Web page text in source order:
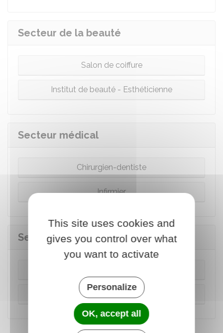
Secteur de la beauté
Salon de coiffure
Institut de beauté - Esthéticienne
Secteur médical
Chirurgien-dentiste
Infirmier
Secteur de l'immobilier
This site uses cookies and
gives you control over what
you want to activate
Personalize
OK, accept all